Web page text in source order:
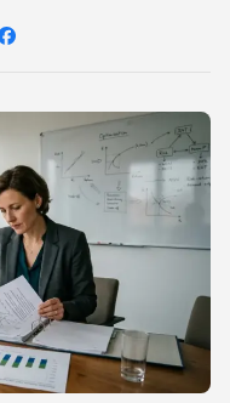
Auf